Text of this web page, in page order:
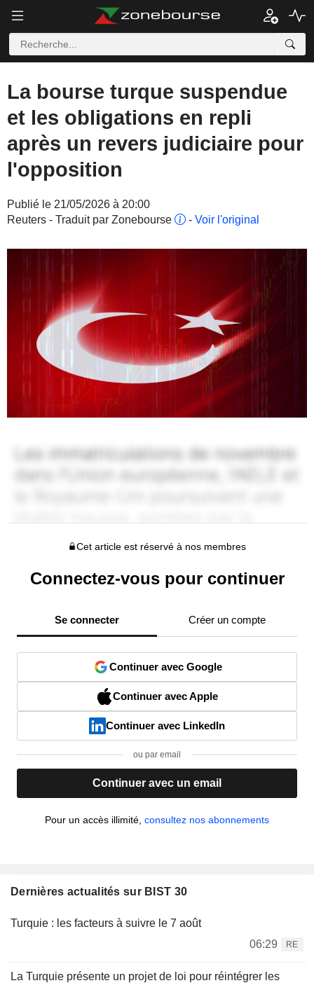
La bourse turque suspendue
et les obligations en repli
après un revers judiciaire pour
l'opposition
Publié le 21/05/2026 à 20:00
Reuters - Traduit par Zonebourse
- Voir l'original
Cet article est réservé à nos membres
Connectez-vous pour continuer
Se connecter Créer un compte
Continuer avec Google
Continuer avec Apple
Continuer avec LinkedIn
ou par email
Continuer avec un email
Pour un accès illimité, consultez nos abonnements
Dernières actualités sur BIST 30
Turquie : les facteurs à suivre le 7 août
06:29
RE
La Turquie présente un projet de loi pour réintégrer les